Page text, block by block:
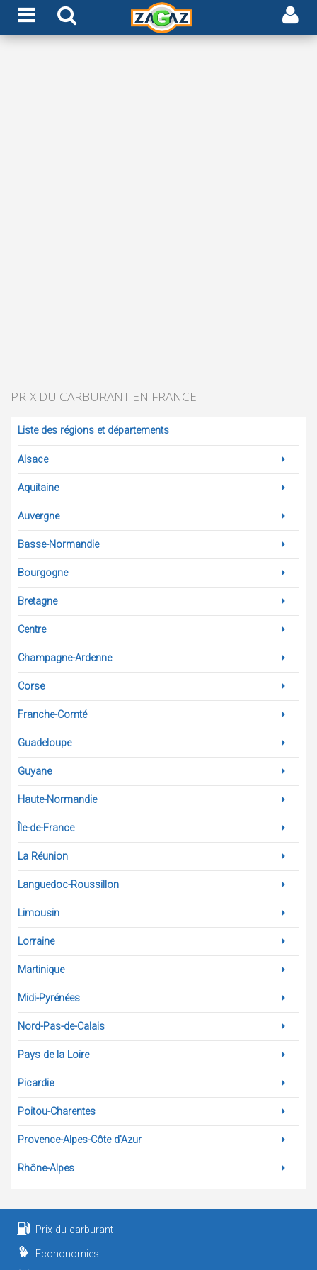
PRIX DU CARBURANT EN FRANCE
Liste des régions et départements
Alsace
Aquitaine
Auvergne
Basse-Normandie
Bourgogne
Bretagne
Centre
Champagne-Ardenne
Corse
Franche-Comté
Guadeloupe
Guyane
Haute-Normandie
Île-de-France
La Réunion
Languedoc-Roussillon
Limousin
Lorraine
Martinique
Midi-Pyrénées
Nord-Pas-de-Calais
Pays de la Loire
Picardie
Poitou-Charentes
Provence-Alpes-Côte d'Azur
Rhône-Alpes
Prix du carburant
Econonomies